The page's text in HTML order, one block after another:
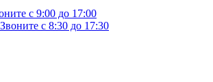
с 9:00 до 17:00
Звоните с 8:30 до 17:30